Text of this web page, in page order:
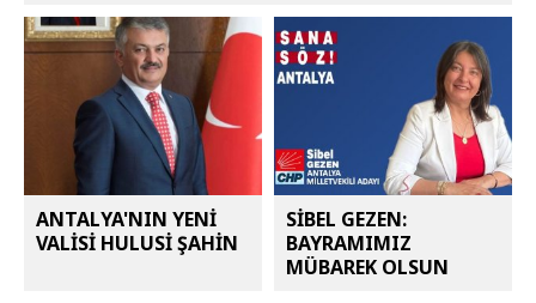
ANTALYA'NIN YENİ
VALİSİ HULUSİ ŞAHİN
SİBEL GEZEN:
BAYRAMIMIZ
MÜBAREK OLSUN